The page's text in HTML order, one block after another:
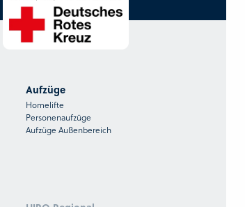
Aufzüge
Homelifte
Personenaufzüge
Aufzüge Außenbereich